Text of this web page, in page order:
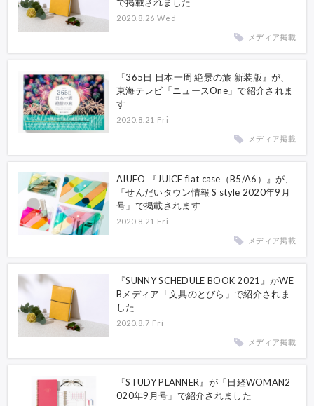
2020.8.26 Wed
メディア掲載
『365日 日本一周 絶景の旅 新装版』が、
東海テレビ「ニュースOne」で紹介されま
す
2020.8.21 Fri
メディア掲載
AIUEO 『JUICE flat case（B5/A6）』が、
「せんだいタウン情報 S style 2020年9月
号」で掲載されます
2020.8.21 Fri
メディア掲載
『SUNNY SCHEDULE BOOK 2021』がWE
Bメディア「文具のとびら」で紹介されま
した
2020.8.7 Fri
メディア掲載
『STUDY PLANNER』が「日経WOMAN2
020年9月号」で紹介されました